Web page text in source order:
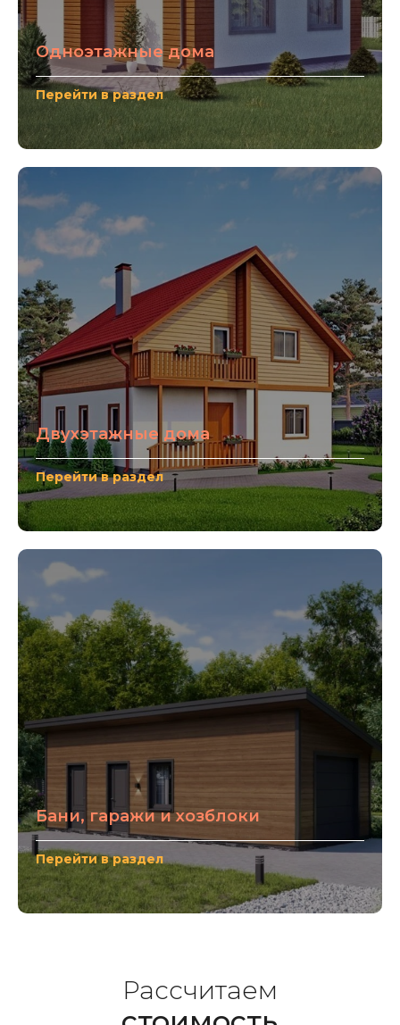
Одноэтажные дома
Перейти в раздел
Двухэтажные дома
Перейти в раздел
Бани, гаражи и хозблоки
Перейти в раздел
Рассчитаем